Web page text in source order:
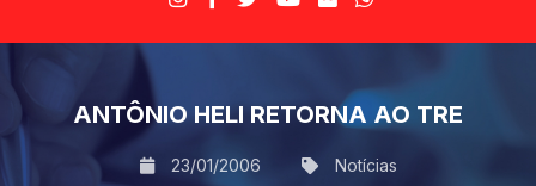
ANTÔNIO HELI RETORNA AO TRE
23/01/2006 Notícias